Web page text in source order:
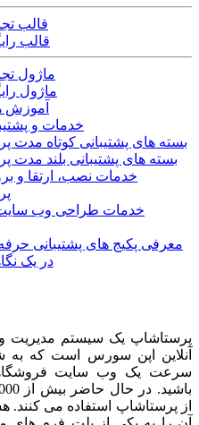
قالب
قالب
ماژول
ماژول
آموزش
خدمات و
بسته های پشتیبانی کوتاه مدت
بسته های پشتیبانی بلند مدت
خدمات نصب، ارتقا و
خدمات طراحی وب
معرفی پکیج های پشتیبانی
در یک
پرستاشاپ یک سیستم مدیریت
آنلاین اپن سورس است که
سرعت یک وب سایت
از پرستاشاپ استفاده می